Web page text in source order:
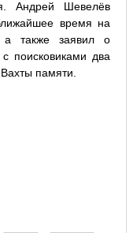
Андрей Шевелёв
время на
а также заявил о
с поисковиками два
памяти.